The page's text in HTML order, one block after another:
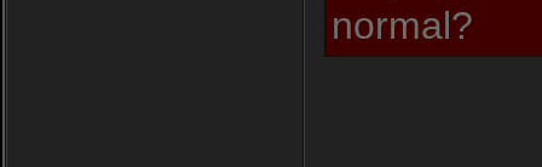
normal?